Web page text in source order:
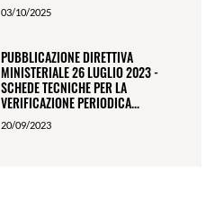
03/10/2025
PUBBLICAZIONE DIRETTIVA
MINISTERIALE 26 LUGLIO 2023 -
SCHEDE TECNICHE PER LA
VERIFICAZIONE PERIODICA...
20/09/2023